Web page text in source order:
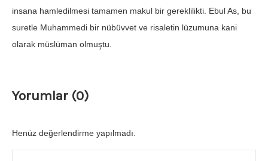
insana hamledilmesi tamamen makul bir gereklilikti. Ebul As, bu
suretle Muhammedi bir nübüvvet ve risaletin lüzumuna kani
olarak müslüman olmuştu.
Yorumlar (0)
Henüz değerlendirme yapılmadı.